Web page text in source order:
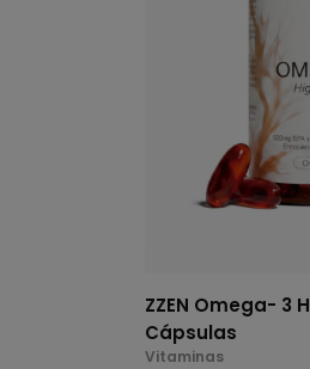
ZZEN Omega- 3
Cápsulas
Vitaminas